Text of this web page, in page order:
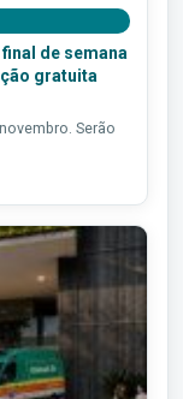
de semana
gratuita
Serão